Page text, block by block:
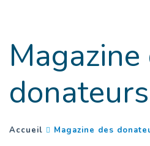
Magazine
donateurs
You are here :
Accueil Magazine des